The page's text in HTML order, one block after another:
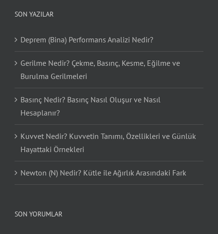
SON YAZILAR
Deprem (Bina) Performans Analizi Nedir?
Gerilme Nedir? Çekme, Basınç, Kesme, Eğilme ve
Burulma Gerilmeleri
Basınç Nedir? Basınç Nasıl Oluşur ve Nasıl
Hesaplanır?
Kuvvet Nedir? Kuvvetin Tanımı, Özellikleri ve Günlük
Hayattaki Örnekleri
Newton (N) Nedir? Kütle ile Ağırlık Arasındaki Fark
SON YORUMLAR